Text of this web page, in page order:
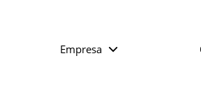
Empresa